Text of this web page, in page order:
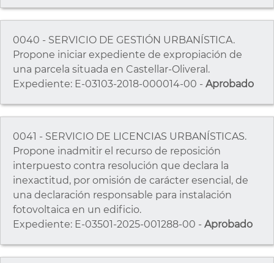
0040 - SERVICIO DE GESTIÓN URBANÍSTICA.
Propone iniciar expediente de expropiación de
una parcela situada en Castellar-Oliveral.
Expediente: E-03103-2018-000014-00 - Aprobado
0041 - SERVICIO DE LICENCIAS URBANÍSTICAS.
Propone inadmitir el recurso de reposición
interpuesto contra resolución que declara la
inexactitud, por omisión de carácter esencial, de
una declaración responsable para instalación
fotovoltaica en un edificio.
Expediente: E-03501-2025-001288-00 - Aprobado